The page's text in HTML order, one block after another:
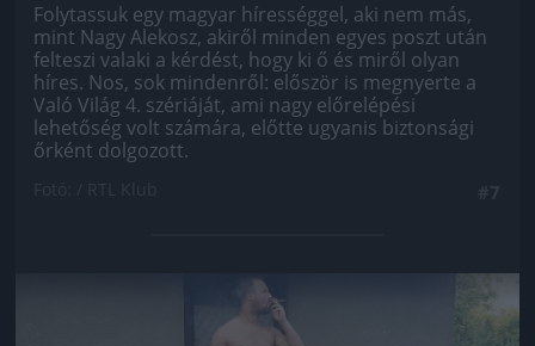
Folytassuk egy magyar hírességgel, aki nem más,
mint Nagy Alekosz, akiről minden egyes poszt után
felteszi valaki a kérdést, hogy ki ő és miről olyan
híres. Nos, sok mindenről: először is megnyerte a
Való Világ 4. szériáját, ami nagy előrelépési
lehetőség volt számára, előtte ugyanis biztonsági
őrként dolgozott.
Jön még kép!